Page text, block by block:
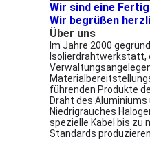
Wir sind eine
Wir begrüßen
Über uns
Im Jahre 2000
Isolierdrahtwerkstatt,
führenden Produkte
Draht des
Niedrigrauches
spezielle Kabel bis zu
Standards produzieren.